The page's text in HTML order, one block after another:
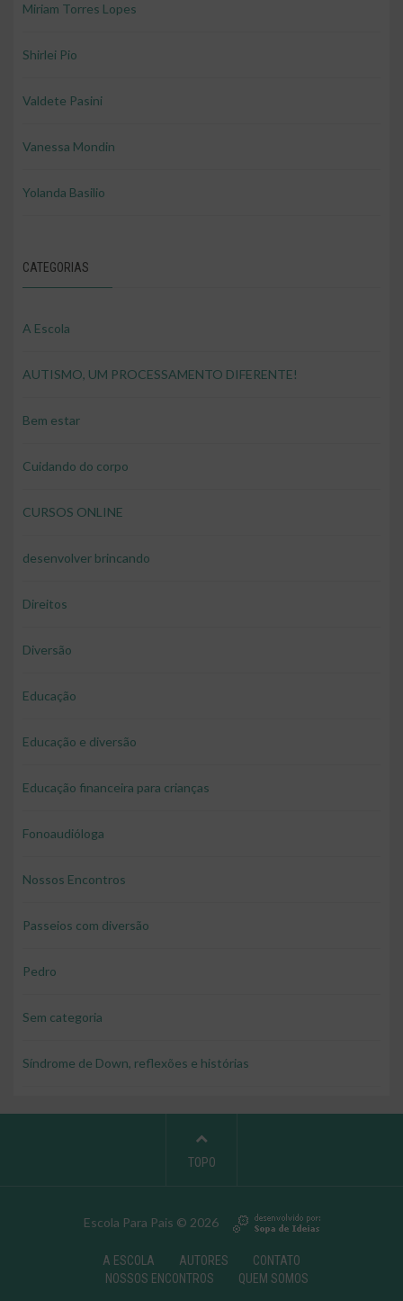
Miriam Torres Lopes
Shirlei Pio
Valdete Pasini
Vanessa Mondin
Yolanda Basilio
CATEGORIAS
A Escola
AUTISMO, UM PROCESSAMENTO DIFERENTE!
Bem estar
Cuidando do corpo
CURSOS ONLINE
desenvolver brincando
Direitos
Diversão
Educação
Educação e diversão
Educação financeira para crianças
Fonoaudióloga
Nossos Encontros
Passeios com diversão
Pedro
Sem categoria
Síndrome de Down, reflexões e histórias
Escola Para Pais © 2026
A ESCOLA AUTORES
CONTATO
NOSSOS ENCONTROS
QUEM SOMOS
TOPO